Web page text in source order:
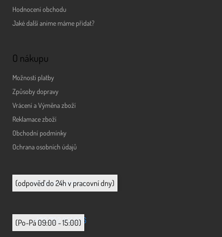
Hodnocení obchodu
Jaké další anime máme přidat?
O nákupu
Možnosti platby
Způsoby dopravy
Vrácení a Výměna zboží
Reklamace zboží
Obchodní podmínky
Ochrana osobních údajů
info@animerch.cz
(odpověď do 24h v pracovní dny)
+420 702 851 036
(Po-Pá 09:00 - 15:00)